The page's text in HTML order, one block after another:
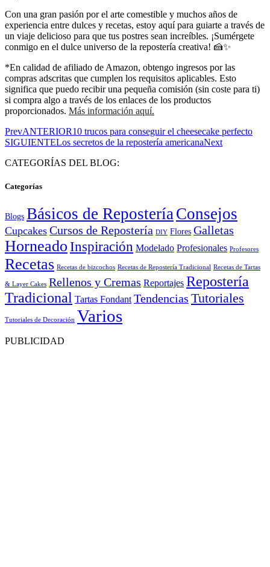
Con una gran pasión por el arte comestible y muchos años de
experiencia entre dulces y recetas, estoy aquí para guiarte a través de
un viaje delicioso para que tus postres sean increíbles. ¡Sumérgete
conmigo en el dulce universo de la repostería creativa! 🍰✨
*En calidad de afiliado de Amazon, obtengo ingresos por las
compras adscritas que cumplen los requisitos aplicables. Esto
significa que puedo recibir una pequeña comisión (sin coste para ti)
si compra algo a través de los enlaces de los productos
proporcionados. Más información aquí.
PrevANTERIOR10 trucos para conseguir el cheesecake perfecto
SIGUIENTELos secretos de la repostería americanaNext
CATEGORÍAS DEL BLOG:
Categorías
Blogs Básicos de ReposteríaConsejos
Cupcakes Cursos de Repostería DIY Flores Galletas
HorneadoInspiración Modelado Profesionales Profesores
Recetas Recetas de bizcochos Recetas de Repostería Tradicional Recetas de Tartas
& Layer Cakes Rellenos y Cremas Reportajes Repostería
Tradicional Tartas Fondant Tendencias Tutoriales
Tutoriales de Decoración Varios
PUBLICIDAD